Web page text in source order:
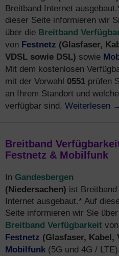
Breitband Internet
dieser Seite informieren wir
über die Breitband
von Festnetz (Glasfaser,
VDSL sowie DSL) sowie
Mit dem kostenlosen
mit der Vorwahl 0551 prüfen
an Ihrem Standort und welche
verfügbar sind. Weiterlesen
Breitband
Festnetz & Mobilfunk
In Gandesbergen
(Niedersachen) ist Breitband
Internet ausgebaut.* Auf
Seite informieren wir Sie
Breitband Verfügbarkeit von
Festnetz (Glasfaser, Kabel,
Mobilfunk (5G und 4G /